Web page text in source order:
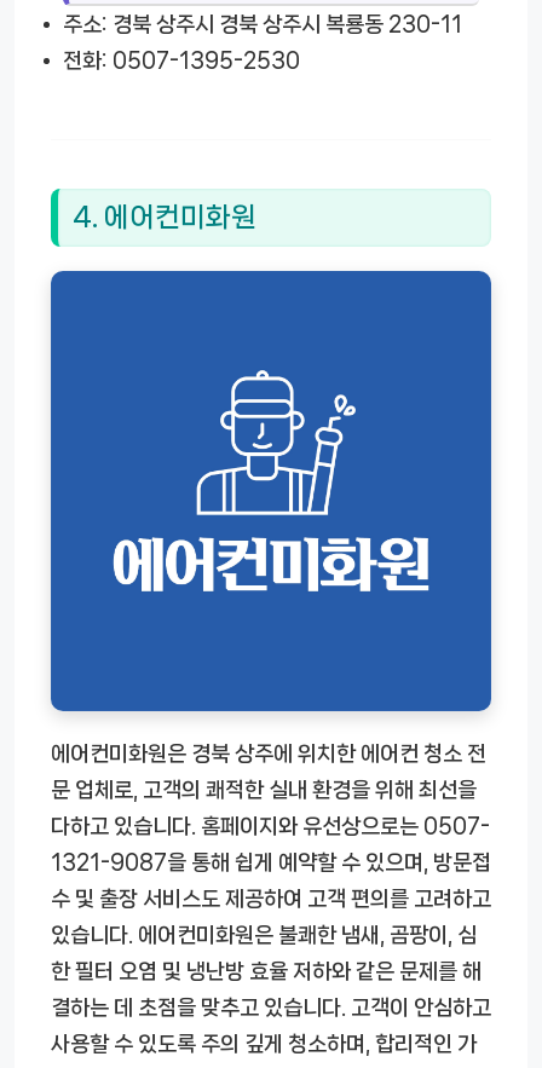
주소: 경북 상주시 경북 상주시 복룡동 230-11
전화: 0507-1395-2530
4. 에어컨미화원
에어컨미화원은 경북 상주에 위치한 에어컨 청소 전
문 업체로, 고객의 쾌적한 실내 환경을 위해 최선을
다하고 있습니다. 홈페이지와 유선상으로는 0507-
1321-9087을 통해 쉽게 예약할 수 있으며, 방문접
수 및 출장 서비스도 제공하여 고객 편의를 고려하고
있습니다. 에어컨미화원은 불쾌한 냄새, 곰팡이, 심
한 필터 오염 및 냉난방 효율 저하와 같은 문제를 해
결하는 데 초점을 맞추고 있습니다. 고객이 안심하고
사용할 수 있도록 주의 깊게 청소하며, 합리적인 가